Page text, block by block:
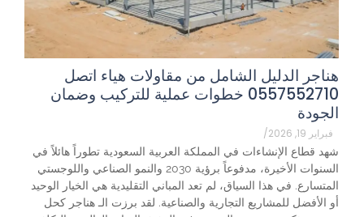
هناجر الدليل الشامل من مقاولات هياء اتصل
0557552710 خطوات عملية للتركيب وضمان
الجودة
فبراير 19, 2026 /
شهد قطاع الإنشاءات في المملكة العربية السعودية تطوراً هائلاً في
السنوات الأخيرة، مدفوعاً برؤية 2030 والنمو الصناعي واللوجستي
المتسارع. في هذا السياق، لم تعد المباني التقليدية هي الخيار الوحيد
أو الأفضل للمشاريع التجارية والصناعية. لقد برزت الـ هناجر كحل